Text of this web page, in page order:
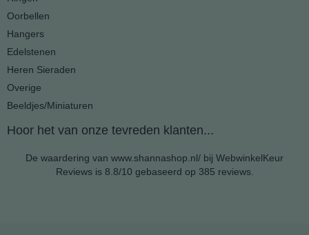
Oorbellen
Hangers
Edelstenen
Heren Sieraden
Overige
Beeldjes/Miniaturen
Hoor het van onze tevreden klanten...
De waardering van www.shannashop.nl/ bij WebwinkelKeur
Reviewsis 8.8/10 gebaseerd op 385 reviews.